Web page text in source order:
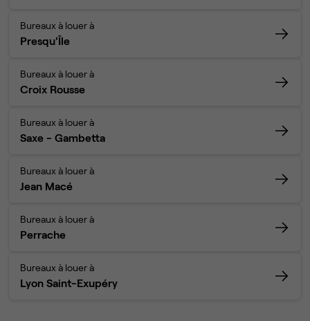
Bureaux à louer à
Presqu'Île
Bureaux à louer à
Croix Rousse
Bureaux à louer à
Saxe - Gambetta
Bureaux à louer à
Jean Macé
Bureaux à louer à
Perrache
Bureaux à louer à
Lyon Saint-Exupéry